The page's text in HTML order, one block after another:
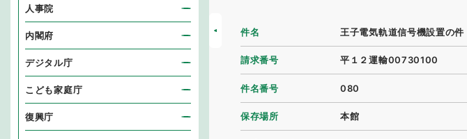
件名 王子電気軌道信号機設置の件
請求番号 平１２運輸00730100
件名番号 080
保存場所 本館
人事院
内閣府
デジタル庁
こども家庭庁
復興庁